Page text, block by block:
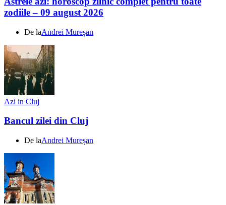
zodiile – 09 august 2026
De laAndrei Mureșan
Azi in Cluj
Bancul zilei din Cluj
De laAndrei Mureșan